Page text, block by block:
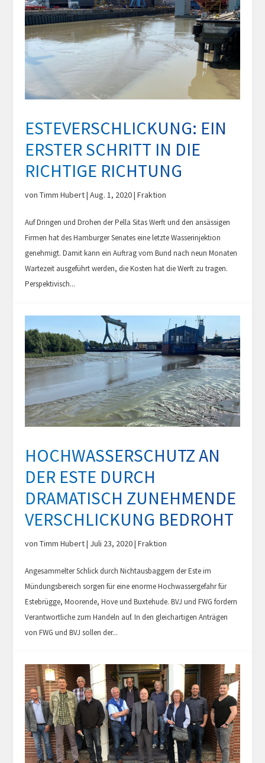
ESTEVERSCHLICKUNG: EIN
ERSTER SCHRITT IN DIE
RICHTIGE RICHTUNG
vonTimm Hubert|Aug. 1, 2020|Fraktion
Auf Dringen und Drohen der Pella Sitas Werft und den ansässigen
Firmen hat des Hamburger Senates eine letzte Wasserinjektion
genehmigt. Damit kann ein Auftrag vom Bund nach neun Monaten
Wartezeit ausgeführt werden, die Kosten hat die Werft zu tragen.
Perspektivisch...
HOCHWASSERSCHUTZ AN
DER ESTE DURCH
DRAMATISCH ZUNEHMENDE
VERSCHLICKUNG BEDROHT
vonTimm Hubert| Juli 23, 2020|Fraktion
Angesammelter Schlick durch Nichtausbaggern der Este im
Mündungsbereich sorgen für eine enorme Hochwassergefahr für
Estebrügge, Moorende, Hove und Buxtehude. BVJ und FWG fordern
Verantwortliche zum Handeln auf. In den gleichartigen Anträgen
von FWG und BVJ sollen der...